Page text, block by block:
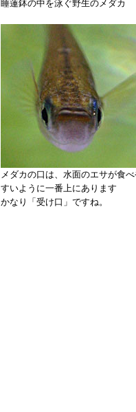
睡蓮鉢の中を泳ぐ野生のメダカ
メダカの口は、水面のエサが食
すいように一番上にあります
かなり「受け口」ですね。